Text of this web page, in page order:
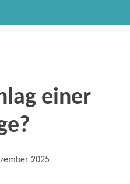
einer
2025